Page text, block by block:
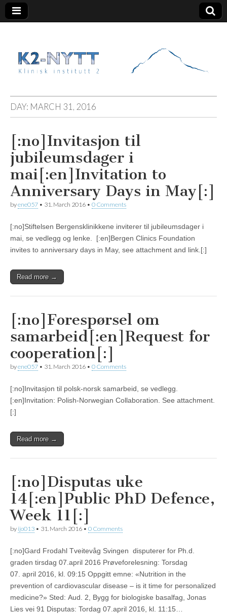
K2 Nytt
DAY: MARCH 31, 2016
[:no]Invitasjon til
jubileumsdager i
mai[:en]Invitation to
Anniversary Days in May[:]
byene057 • 31. March 2016 • 0 Comments
[:no]Stiftelsen Bergensklinikkene inviterer til jubileumsdager i
mai, se vedlegg og lenke. [:en]Bergen Clinics Foundation
invites to anniversary days in May, see attachment and link.[:]
Read more →
[:no]Forespørsel om
samarbeid[:en]Request for
cooperation[:]
byene057 • 31. March 2016 • 0 Comments
[:no]Invitasjon til polsk-norsk samarbeid, se vedlegg.
[:en]Invitation: Polish-Norwegian Collaboration. See attachment.
[:]
Read more →
[:no]Disputas uke
14[:en]Public PhD Defence,
Week 11[:]
by ijo013 • 31. March 2016 • 0 Comments
[:no]Gard Frodahl Tveitevåg Svingen disputerer for Ph.d.
graden tirsdag 07.april 2016 Prøveforelesning: Torsdag
07. april 2016, kl. 09:15 Oppgitt emne: «Nutrition in the
prevention of cardiovascular disease – is it time for personalized
medicine?» Sted: Aud. 2, Bygg for biologiske basalfag, Jonas
Lies vei 91 Disputas: Tordag 07.april 2016, kl. 11:15…